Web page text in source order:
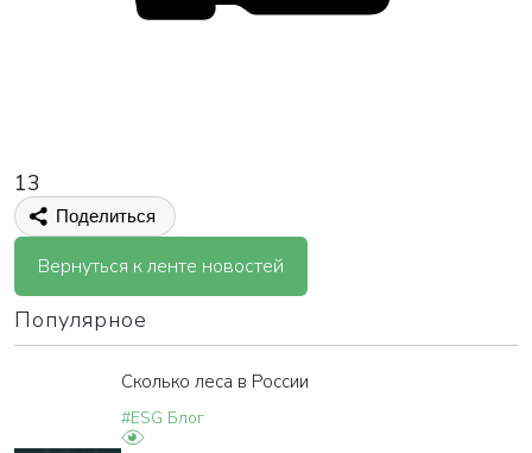
13
Поделиться
Вернуться к ленте новостей
Популярное
Сколько леса в России
#ESG Блог